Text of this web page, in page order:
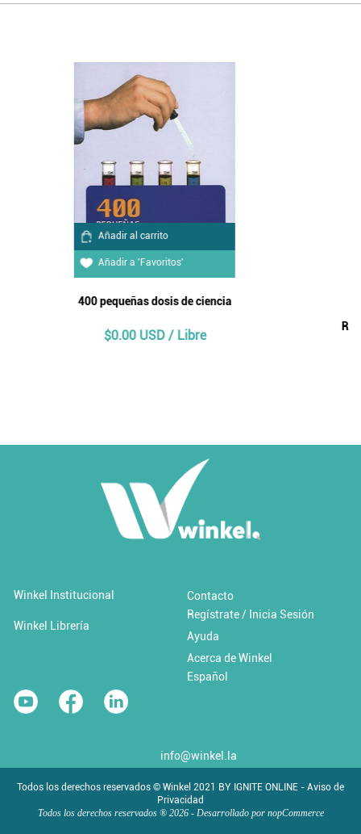
Añadir al carrito
RECURSOS NATURALES INSUMOS Y SERVICIOS PAREA EL
AGRO MEXICANO
Añadir al carrito
Añadir a 'Favoritos'
mercadotecnia verde ...
$15.00 USD
info@winkel.la
Winkel Institucional
Winkel Librería
Contacto
Regístrate / Inicia Sesión
Ayuda
Acerca de Winkel
Español
Todos los derechos reservados © Winkel 2021 BY IGNITE ONLINE - Aviso de
Privacidad
Todos los derechos reservados ® 2026 - Desarrollado por nopCommerce